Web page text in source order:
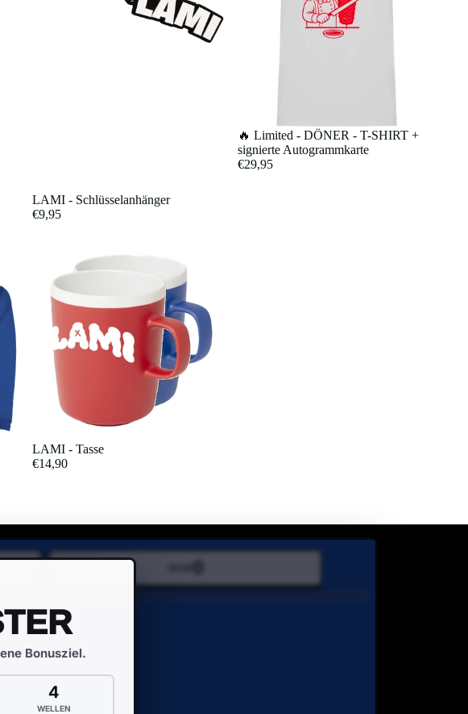
LAMI - Schlüsselanhänger
€9,95
🔥 Limited - DÖNER - T-SHIRT +
signierte Autogrammkarte
€29,95
LAMI - Tasse
€14,90